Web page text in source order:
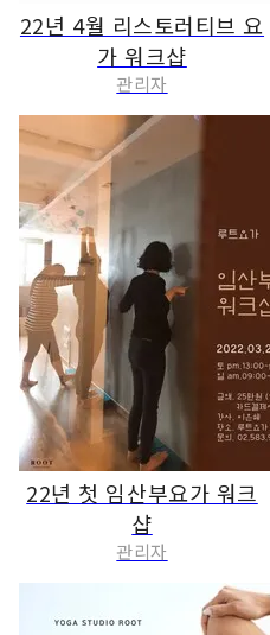
22년 4월 리스토러티브 요
가 워크샵
관리자
22년 첫 임산부요가 워크
샵
관리자